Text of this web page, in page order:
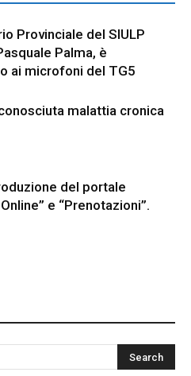
Provinciale del SIULP
Palma, è
ai microfoni del TG5
malattia cronica
del portale
e “Prenotazioni”.